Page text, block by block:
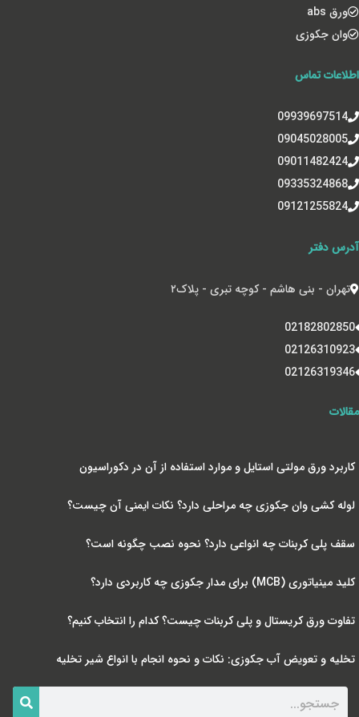
ورق abs
وان جکوزی
اطلاعات تماس
09939697514
09045028005
09011482424
09335324868
09121255824
آدرس دفتر
تهران - بنی هاشم - کوچه تبری - پلاک‌۲
02182802850
02126310923
02126319346
مقالات
کاربرد ورق مولتی استایل و موارد استفاده از آن در دکوراسیون
لوله کشی وان جکوزی چه مراحلی دارد؟ نکات ایمنی آن چیست؟
سقف پلی کربنات چه انواعی دارد؟ نحوه نصب چگونه است؟
کلید مینیاتوری (MCB) برای مدار جکوزی چه کاربردی دارد؟
تفاوت ورق کریستال و پلی کربنات چیست؟ کدام را انتخاب کنیم؟
تخلیه و تعویض آب جکوزی: نکات و نحوه انجام با انواع شیر تخلیه